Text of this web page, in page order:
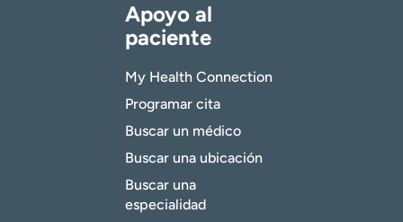
Apoyo al
paciente
My Health Connection
Programar cita
Buscar un médico
Buscar una ubicación
Buscar una
especialidad